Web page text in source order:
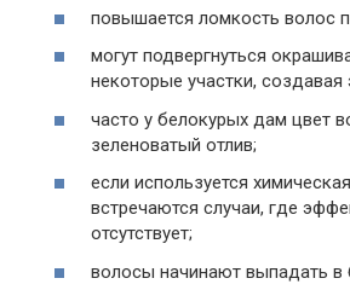
повышается ломкость волос
могут подвергнуться
некоторые участки, создавая
часто у белокурых дам цвет
зеленоватый отлив;
если используется
встречаются случаи, где
отсутствует;
волосы начинают выпадать в